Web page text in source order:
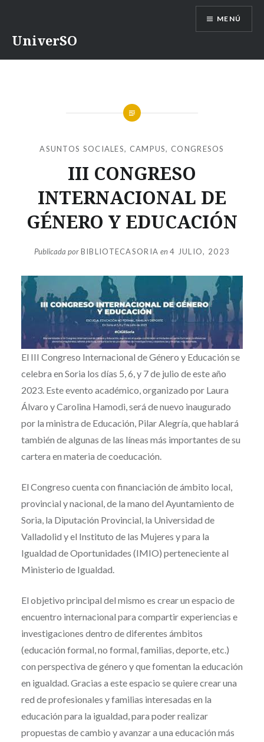
UniverSO
MENÚ
ASUNTOS SOCIALES, CAMPUS, CONGRESOS
III CONGRESO
INTERNACIONAL DE
GÉNERO Y EDUCACIÓN
Publicada porBIBLIOTECASORIA en4 JULIO, 2023
El III Congreso Internacional de Género y Educación se
celebra en Soria los días 5, 6, y 7 de julio de este año
2023. Este evento académico, organizado por Laura
Álvaro y Carolina Hamodi, será de nuevo inaugurado
por la ministra de Educación, Pilar Alegría, que hablará
también de algunas de las líneas más importantes de su
cartera en materia de coeducación.
El Congreso cuenta con financiación de ámbito local,
provincial y nacional, de la mano del Ayuntamiento de
Soria, la Diputación Provincial, la Universidad de
Valladolid y el Instituto de las Mujeres y para la
Igualdad de Oportunidades (IMIO) perteneciente al
Ministerio de Igualdad.
El objetivo principal del mismo es crear un espacio de
encuentro internacional para compartir experiencias e
investigaciones dentro de diferentes ámbitos
(educación formal, no formal, familias, deporte, etc.)
con perspectiva de género y que fomentan la educación
en igualdad. Gracias a este espacio se quiere crear una
red de profesionales y familias interesadas en la
educación para la igualdad, para poder realizar
propuestas de cambio y avanzar a una educación más